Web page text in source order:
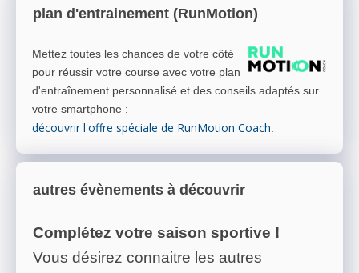
plan d'entrainement (RunMotion)
Mettez toutes les chances de votre côté
pour réussir votre course avec votre plan
d'entraînement personnalisé et des conseils adaptés sur
votre smartphone :
découvrir l'offre spéciale de RunMotion Coach.
autres évènements à découvrir
Complétez votre saison sportive !
Vous désirez connaitre les autres